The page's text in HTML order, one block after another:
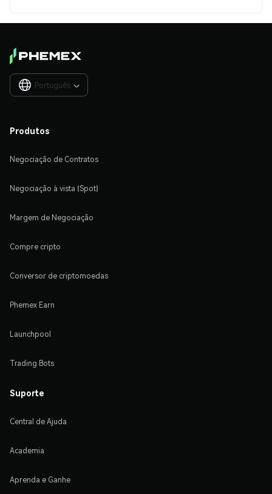
Português 
Produtos
Negociação de Contratos
Negociação à vista (Spot)
Margem de Negociação
Compre cripto
Conversor de criptomoedas
Phemex Earn
Launchpool
Trading Bots
Suporte
Central de Ajuda
Academia
Aprenda e Ganhe